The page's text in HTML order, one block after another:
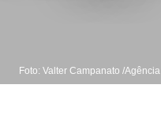
Foto: Valter Campanato /